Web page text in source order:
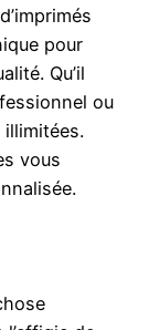
pour
Qu’il
ou
vous